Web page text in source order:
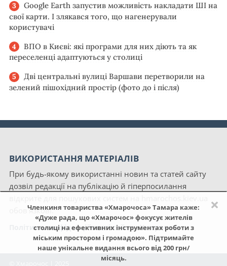
×
Членкиня товариства «Хмарочоса» Тамара каже:
«Дуже рада, що «Хмарочос» фокусує жителів
столиці на ефективних інструментах роботи з
міським простором і громадою». Підтримайте
наше унікальне видання всього від 200 грн/
місяць.
Google Earth запустив можливість накладати ШІ на
свої карти. І злякався того, що нагенерували
користувачі
ВПО в Києві: які програми для них діють та як
переселенці адаптуються у столиці
Дві центральні вулиці Варшави перетворили на
зелений пішохідний простір (фото до і після)
ВИКОРИСТАННЯ МАТЕРІАЛІВ
При будь-якому використанні новин та статей сайту
дозвіл редакції на публікацію й гіперпосилання
обов'язкові.
Політика конфіденційності сайту «Хмарочос»